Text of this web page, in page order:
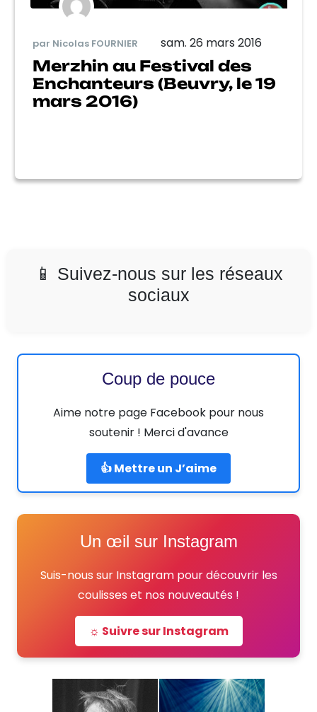
par Nicolas FOURNIER sam. 26 mars 2016
Merzhin au Festival des
Enchanteurs (Beuvry, le 19
mars 2016)
📱 Suivez-nous sur les réseaux
sociaux
Coup de pouce
Aime notre page Facebook pour nous
soutenir ! Merci d'avance
👍 Mettre un J’aime
Un œil sur Instagram
Suis-nous sur Instagram pour découvrir les
coulisses et nos nouveautés !
☼ Suivre sur Instagram